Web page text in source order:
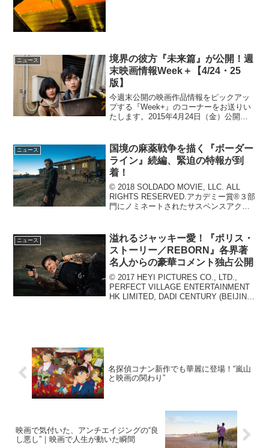
ニュース
境界の彼方『未来篇』が公開！週
末映画情報Week＋【4/24・25
版】
今週末公開の映画作品情報をピックアッ
プする『Week+』のコーナーをお送りい
たします。2015年4月24日（金）公開洋
ス・ベジョ、アネット・ベニングほか
2015年4...
ニュース
国境の麻薬戦争を描く『ボーダー
ライン』続編、緊迫の特報が到
着！
© 2018 SOLDADO MOVIE, LLC. ALL
RIGHTS RESERVED.アカデミー賞®３部
門にノミネートされたサスペンスアクシ
年11月16日（...
ニュース
溢れるジャッキー愛！『ポリス・
ストーリー／REBORN』各界著
名人からの豪華コメント独占公開
© 2017 HEYI PICTURES CO., LTD.,
PERFECT VILLAGE ENTERTAINMENT
HK LIMITED, DADI CENTURY (BEIJING)
名探偵コナン新作でも華麗に登場！“嵐山
と映画の関わり”
映画で気付いた、アンチエイジングの“良
し悪し”｜映画で人生が動いた瞬間